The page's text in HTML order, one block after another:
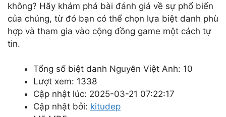
không? Hãy khám phá bài đánh giá về sự phổ biến
của chúng, từ đó bạn có thể chọn lựa biệt danh phù
hợp và tham gia vào cộng đồng game một cách tự
tin.
Tổng số biệt danh Nguyễn Việt Anh: 10
Lượt xem: 1338
Cập nhật lúc: 2025-03-21 07:22:17
Cập nhật bởi: kitudep